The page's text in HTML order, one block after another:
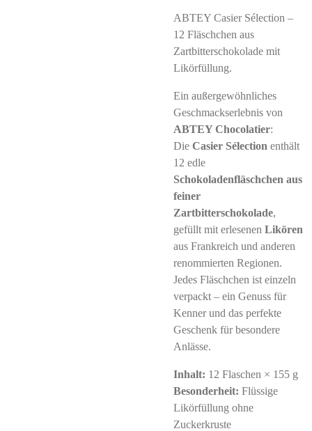
ABTEY Casier Sélection –
12 Fläschchen aus
Zartbitterschokolade mit
Likörfüllung.
Ein außergewöhnliches
Geschmackserlebnis von
ABTEY Chocolatier:
Die Casier Sélection enthält
12 edle
Schokoladenfläschchen aus
feiner
Zartbitterschokolade,
gefüllt mit erlesenen Likören
aus Frankreich und anderen
renommierten Regionen.
Jedes Fläschchen ist einzeln
verpackt – ein Genuss für
Kenner und das perfekte
Geschenk für besondere
Anlässe.
Inhalt: 12 Flaschen × 155 g
Besonderheit: Flüssige
Likörfüllung ohne
Zuckerkruste